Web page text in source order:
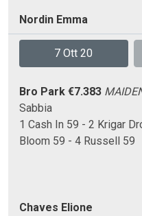
Nordin Emma
7 Ott 20
Bro Park €7.383
Sabbia
1 Cash In 59 - 2 Krigar
Bloom 59 - 4 Russell 59
Chaves Elione